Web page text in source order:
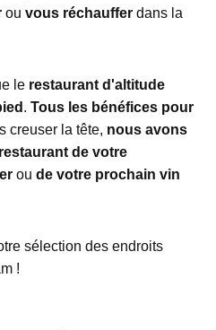
ouvous réchauffer dans la
le restaurant d'altitude
.Tous les bénéfices pour
creuser la tête, nous avons
de votre
oude votre prochain vin
sélection des endroits
!